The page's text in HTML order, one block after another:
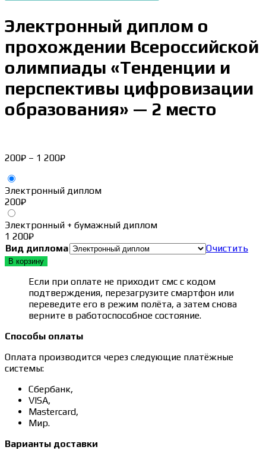
Электронный диплом о
прохождении Всероссийской
олимпиады «Тенденции и
перспективы цифровизации
образования» — 2 место
200₽ – 1 200₽Диапазон
–
Электронный диплом
200₽
Электронный + бумажный диплом
1 200₽
Вид диплома
Очистить
В корзину
Если при оплате не приходит смс с кодом
подтверждения, перезагрузите смартфон или
переведите его в режим полёта, а затем снова
верните в работоспособное состояние.
Способы оплаты
Оплата производится через следующие платёжные
системы:
Сбербанк,
VISA,
Mastercard,
Мир.
Варианты доставки